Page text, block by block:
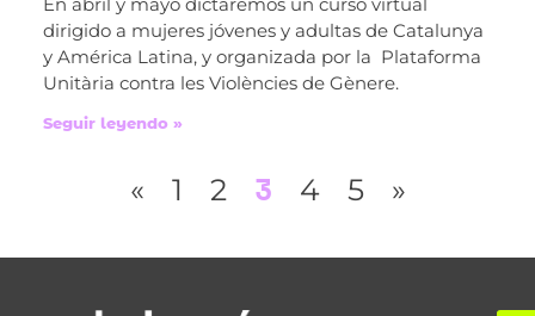
dirigido a mujeres jóvenes y adultas de Catalunya
y América Latina, y organizada por la Plataforma
Unitària contra les Violències de Gènere.
Seguir leyendo »
« 1 2 3 4 5 »